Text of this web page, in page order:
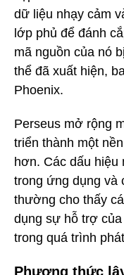
dữ liệu nhạy cảm
lớp phủ để đánh
mã nguồn của nó
thể đã xuất hiện,
Phoenix.
Perseus mở rộng
triển thành một
hơn. Các dấu hiệu
trong ứng dụng và
thường cho thấy
dụng sự hỗ trợ
trong quá trình
Phương thức